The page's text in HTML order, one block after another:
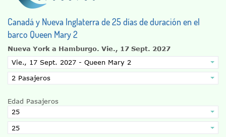
Canadá y Nueva Inglaterra de 25 días de duración en el
barco Queen Mary 2
Nueva York a Hamburgo. Vie., 17 Sept. 2027
Edad Pasajeros